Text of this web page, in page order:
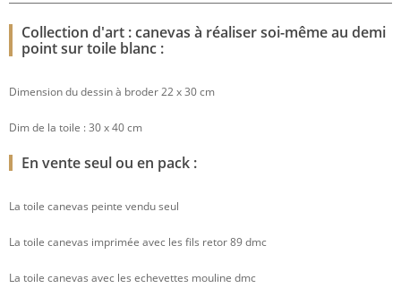
Collection d'art : canevas à réaliser soi-même au demi
point sur toile blanc :
Dimension du dessin à broder 22 x 30 cm
Dim de la toile : 30 x 40 cm
En vente seul ou en pack :
La toile canevas peinte vendu seul
La toile canevas imprimée avec les fils retor 89 dmc
La toile canevas avec les echevettes mouline dmc